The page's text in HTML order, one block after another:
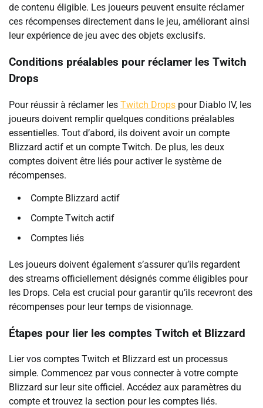
de contenu éligible. Les joueurs peuvent ensuite réclamer
ces récompenses directement dans le jeu, améliorant ainsi
leur expérience de jeu avec des objets exclusifs.
Conditions préalables pour réclamer les Twitch
Drops
Pour réussir à réclamer les Twitch Drops pour Diablo IV, les
joueurs doivent remplir quelques conditions préalables
essentielles. Tout d’abord, ils doivent avoir un compte
Blizzard actif et un compte Twitch. De plus, les deux
comptes doivent être liés pour activer le système de
récompenses.
Compte Blizzard actif
Compte Twitch actif
Comptes liés
Les joueurs doivent également s’assurer qu’ils regardent
des streams officiellement désignés comme éligibles pour
les Drops. Cela est crucial pour garantir qu’ils recevront des
récompenses pour leur temps de visionnage.
Étapes pour lier les comptes Twitch et Blizzard
Lier vos comptes Twitch et Blizzard est un processus
simple. Commencez par vous connecter à votre compte
Blizzard sur leur site officiel. Accédez aux paramètres du
compte et trouvez la section pour les comptes liés.